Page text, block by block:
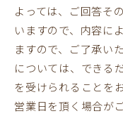
よっては、ご回答そ
いますので、内容に
ますので、ご了承い
については、できる
を受けられることを
営業日を頂く場合が